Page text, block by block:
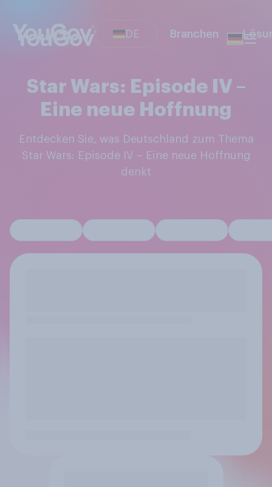
DE Branchen
Star Wars: Episode IV –
Eine neue Hoffnung
Entdecken Sie, was Deutschland zum Thema
Star Wars: Episode IV – Eine neue Hoffnung
denkt